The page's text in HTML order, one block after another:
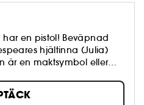
har en pistol! Beväpnad
hjältinna (Julia)
är en maktsymbol eller
framför allt
mannen. En kollektion
som osynliga kläder, av